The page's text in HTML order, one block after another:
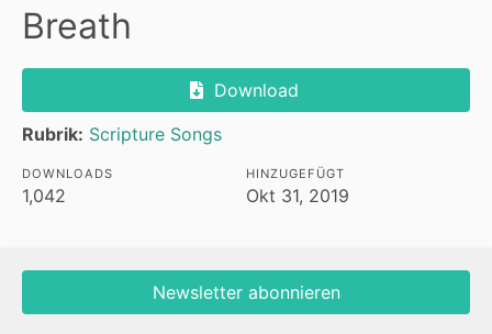
Breath
Download
Rubrik: Scripture Songs
DOWNLOADS
1,042
HINZUGEFÜGT
Okt 31, 2019
Newsletter abonnieren